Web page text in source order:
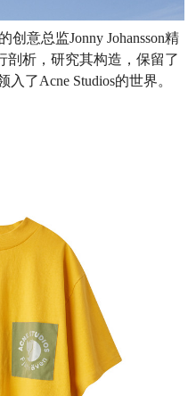
创意总监Jonny Johansson精
剖析，研究其构造，保留了
了Acne Studios的世界。